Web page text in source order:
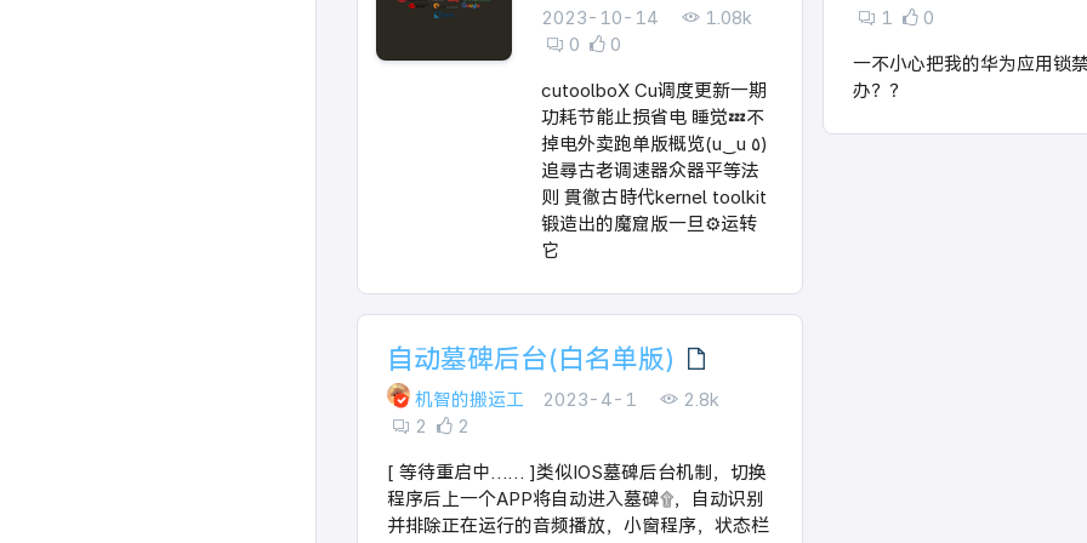
2023-10-14
1.08k
0
0
cutoolboX Cu调度更新一期
功耗节能止损省电 睡觉💤不
掉电外卖跑单版概览(u‿u ٥)
追尋古老调速器众器平等法
则 貫徹古時代kernel toolkit
锻造出的魔窟版一旦⚙️运转
它
1
0
一不小心把我的华为应用锁
办？？
自动墓碑后台(白名单版)
机智的搬运工 2023-4-1
2.8k
2
2
[ 等待重启中…… ]类似IOS墓碑后台机制，切换
程序后上一个APP将自动进入墓碑۩，自动识别
并排除正在运行的音频播放，小窗程序，状态栏